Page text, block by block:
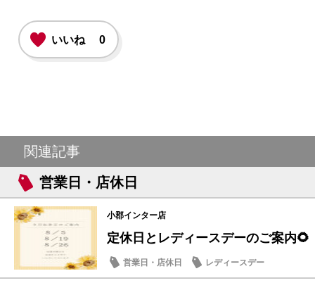
いいね 0
関連記事
営業日・店休日
小郡インター店
定休日とレディースデーのご案内🌻
営業日・店休日 レディースデー